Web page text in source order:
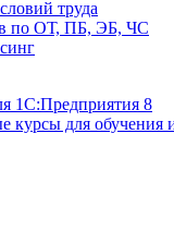
труда
по ОТ, ПБ, ЭБ, ЧС
8
курсы для обучения